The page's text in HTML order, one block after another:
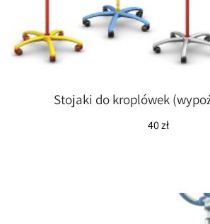
Stojaki do kroplówek
40zł